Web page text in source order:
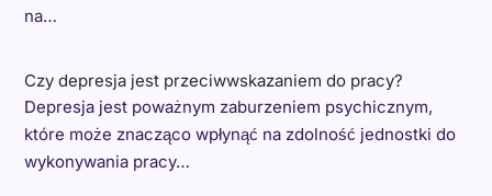
na…
Czy depresja jest przeciwwskazaniem do pracy?
Depresja jest poważnym zaburzeniem psychicznym,
które może znacząco wpłynąć na zdolność jednostki do
wykonywania pracy…